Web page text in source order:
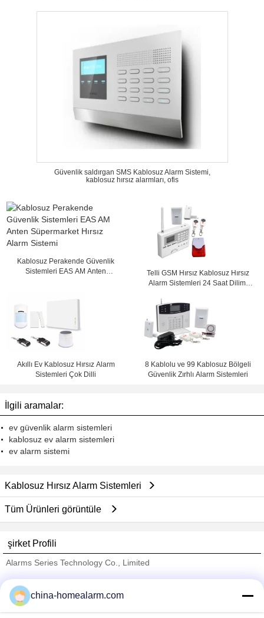
Güvenlik saldırgan SMS Kablosuz Alarm Sistemi,
kablosuz hırsız alarmları, ofis
Kablosuz Perakende Güvenlik
Sistemleri EAS AM Anten
Telli GSM Hırsız Kablosuz Hırsız
Alarm Sistemleri 24 Saat Dilimi
Akıllı Ev Kablosuz Hırsız Alarm
Sistemleri Çok Dilli
8 Kablolu ve 99 Kablosuz Bölgeli
Güvenlik Zırhlı Alarm Sistemleri
İlgili aramalar:
ev güvenlik alarm sistemleri
kablosuz ev alarm sistemleri
ev alarm sistemi
Kablosuz Hırsız Alarm Sistemleri
Tüm Ürünleri görüntüle
şirket Profili
Alarms Series Technology Co., Limited
Trust Seal
Verified Suplier
china-homealarm.com